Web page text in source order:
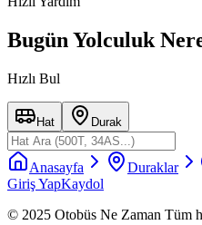
Bugün Yolculuk
Hızlı Bul
Hat Durak
Anasayfa Duraklar
Giriş YapKaydol
© 2025 Otobüs Ne Zaman Tüm